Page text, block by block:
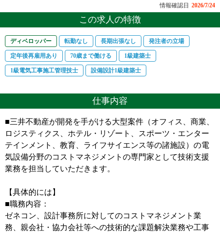
情報確認日 2026/7/24
この求人の特徴
ディベロッパー 転勤なし 長期出張なし 発注者の立場
定年後再雇用あり 70歳まで働ける 1級建築士
1級電気工事施工管理技士 設備設計1級建築士
仕事内容
■三井不動産が開発を手がける大型案件（オフィス、商業、
ロジスティクス、ホテル・リゾート、スポーツ・エンター
テインメント、教育、ライフサイエンス等の諸施設）の電
気設備分野のコストマネジメントの専門家として技術支援
業務を担当していただきます。
【具体的には】
■職務内容：
ゼネコン、設計事務所に対してのコストマネジメント業
務、親会社・協力会社等への技術的な課題解決業務や工事